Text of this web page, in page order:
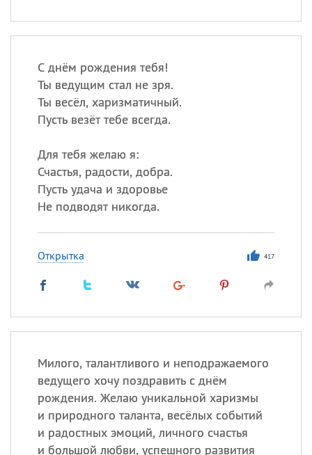
С днём рождения тебя!
Ты ведущим стал не зря.
Ты весёл, харизматичный.
Пусть везёт тебе всегда.
Для тебя желаю я:
Счастья, радости, добра.
Пусть удача и здоровье
Не подводят никогда.
Открытка 417
Милого, талантливого и неподражаемого
ведущего хочу поздравить с днём
рождения. Желаю уникальной харизмы
и природного таланта, весёлых событий
и радостных эмоций, личного счастья
и большой любви, успешного развития